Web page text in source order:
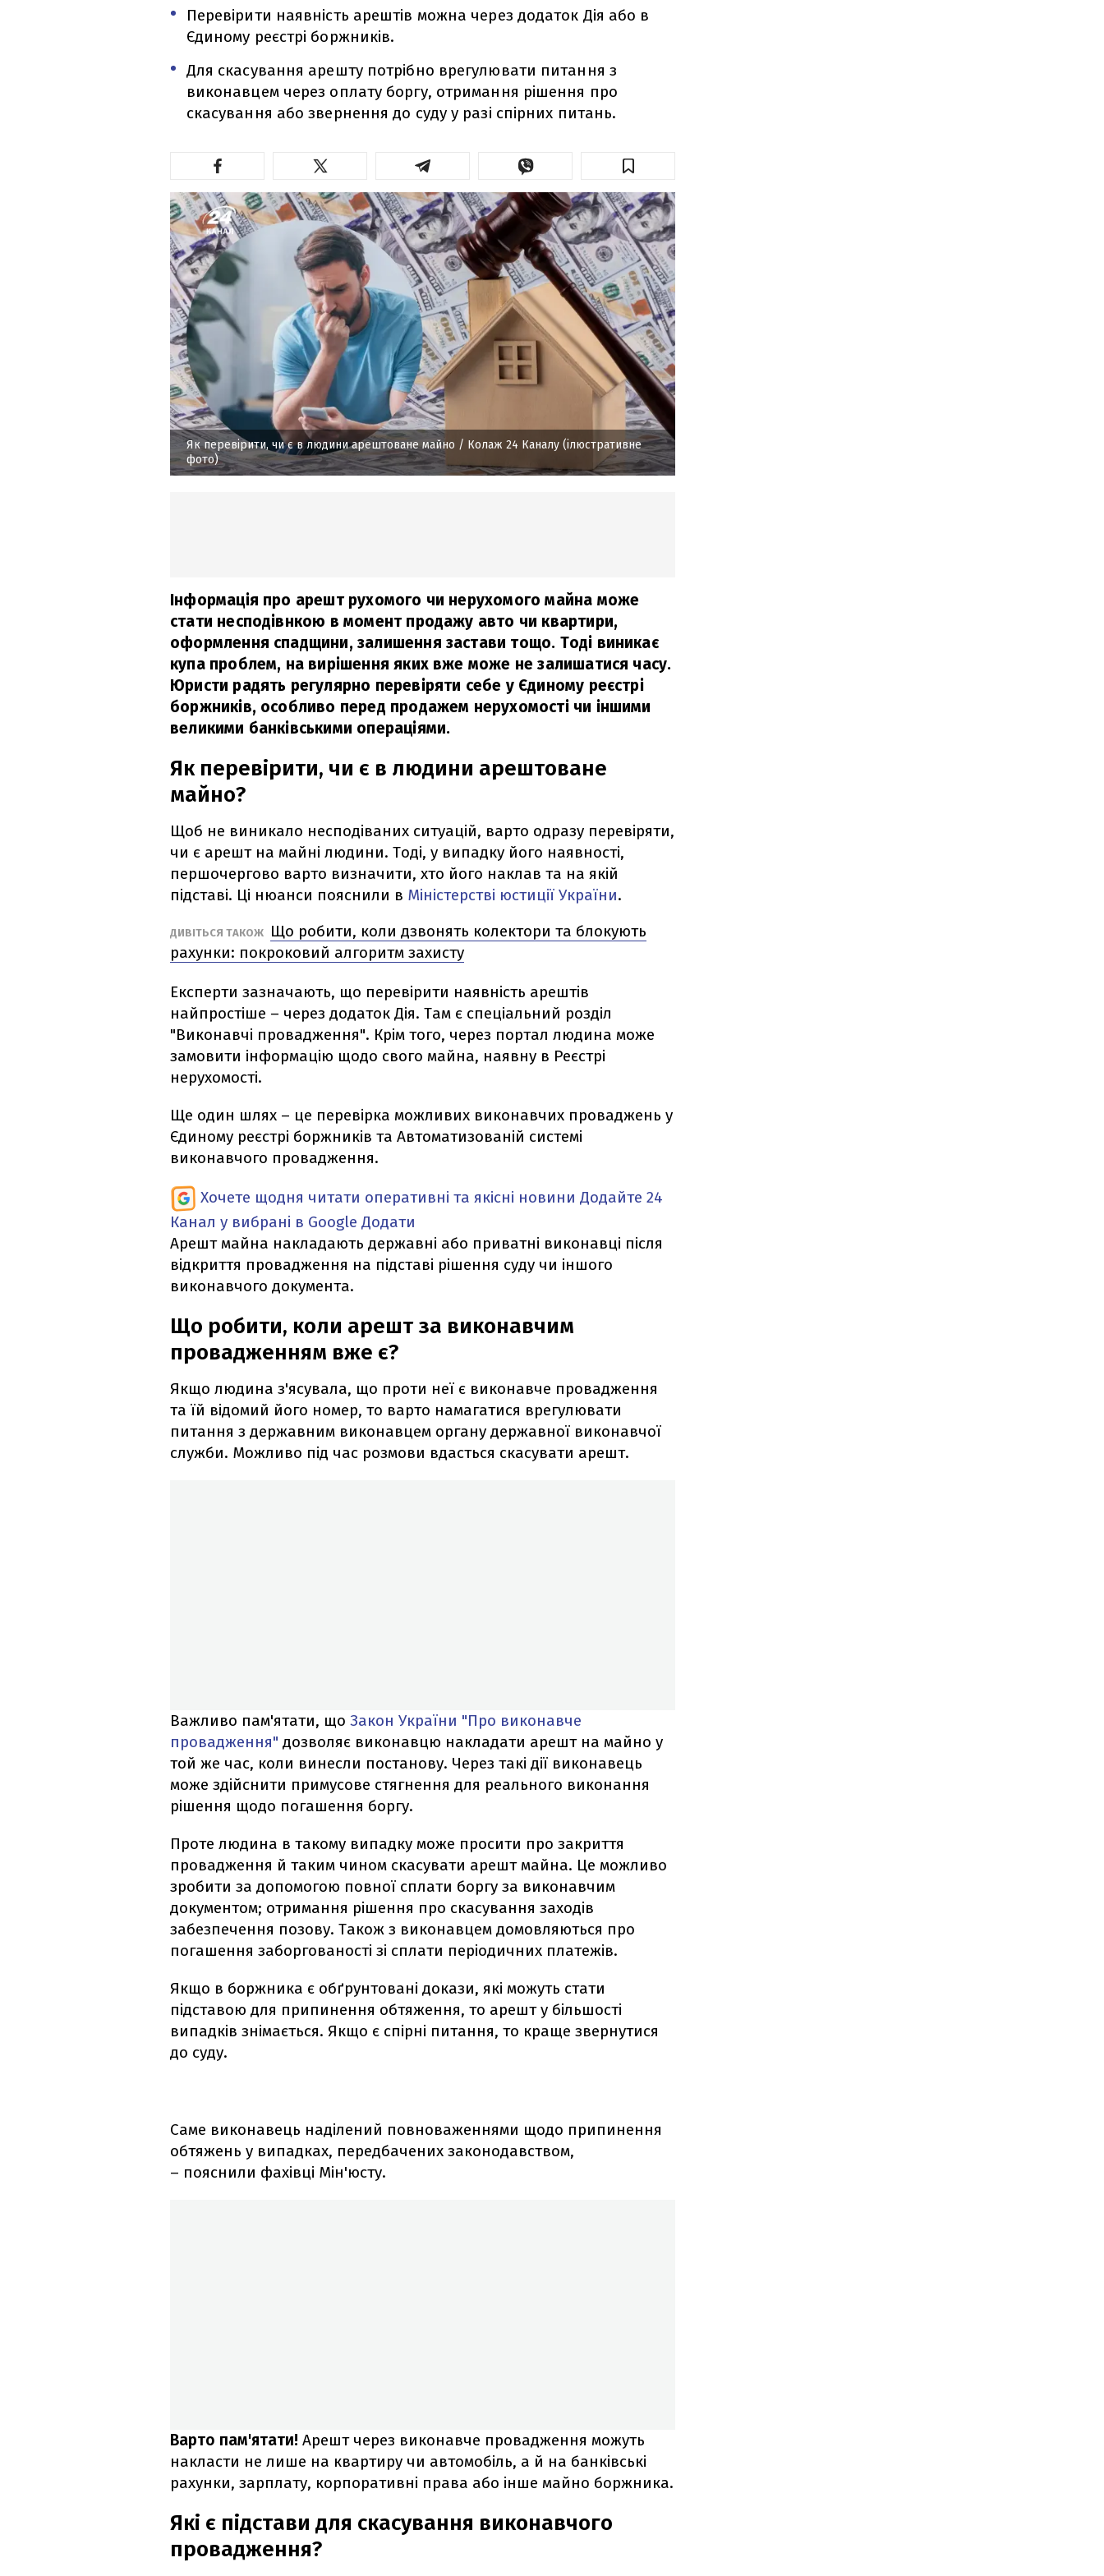
Перевірити наявність арештів можна через додаток Дія або в
Єдиному реєстрі боржників.
Для скасування арешту потрібно врегулювати питання з
виконавцем через оплату боргу, отримання рішення про
скасування або звернення до суду у разі спірних питань.
Як перевірити, чи є в людини арештоване майно / Колаж 24 Каналу (ілюстративне
фото)
Інформація про арешт рухомого чи нерухомого майна може
стати несподівнкою в момент продажу авто чи квартири,
оформлення спадщини, залишення застави тощо. Тоді виникає
купа проблем, на вирішення яких вже може не залишатися часу.
Юристи радять регулярно перевіряти себе у Єдиному реєстрі
боржників, особливо перед продажем нерухомості чи іншими
великими банківськими операціями.
Як перевірити, чи є в людини арештоване
майно?
Щоб не виникало несподіваних ситуацій, варто одразу перевіряти,
чи є арешт на майні людини. Тоді, у випадку його наявності,
першочергово варто визначити, хто його наклав та на якій
підставі. Ці нюанси пояснили в Міністерстві юстиції України.
ДИВІТЬСЯ ТАКОЖ
Що робити, коли дзвонять колектори та блокують
рахунки: покроковий алгоритм захисту
Експерти зазначають, що перевірити наявність арештів
найпростіше – через додаток Дія. Там є спеціальний розділ
"Виконавчі провадження". Крім того, через портал людина може
замовити інформацію щодо свого майна, наявну в Реєстрі
нерухомості.
Ще один шлях – це перевірка можливих виконавчих проваджень у
Єдиному реєстрі боржників та Автоматизованій системі
виконавчого провадження.
Хочете щодня читати оперативні та якісні новини Додайте 24
Канал у вибрані в Google Додати
Арешт майна накладають державні або приватні виконавці після
відкриття провадження на підставі рішення суду чи іншого
виконавчого документа.
Що робити, коли арешт за виконавчим
провадженням вже є?
Якщо людина з'ясувала, що проти неї є виконавче провадження
та їй відомий його номер, то варто намагатися врегулювати
питання з державним виконавцем органу державної виконавчої
служби. Можливо під час розмови вдасться скасувати арешт.
Важливо пам'ятати, що Закон України "Про виконавче
провадження" дозволяє виконавцю накладати арешт на майно у
той же час, коли винесли постанову. Через такі дії виконавець
може здійснити примусове стягнення для реального виконання
рішення щодо погашення боргу.
Проте людина в такому випадку може просити про закриття
провадження й таким чином скасувати арешт майна. Це можливо
зробити за допомогою повної сплати боргу за виконавчим
документом; отримання рішення про скасування заходів
забезпечення позову. Також з виконавцем домовляються про
погашення заборгованості зі сплати періодичних платежів.
Якщо в боржника є обґрунтовані докази, які можуть стати
підставою для припинення обтяження, то арешт у більшості
випадків знімається. Якщо є спірні питання, то краще звернутися
до суду.
Саме виконавець наділений повноваженнями щодо припинення
обтяжень у випадках, передбачених законодавством,
– пояснили фахівці Мін'юсту.
Варто пам'ятати! Арешт через виконавче провадження можуть
накласти не лише на квартиру чи автомобіль, а й на банківські
рахунки, зарплату, корпоративні права або інше майно боржника.
Які є підстави для скасування виконавчого
провадження?